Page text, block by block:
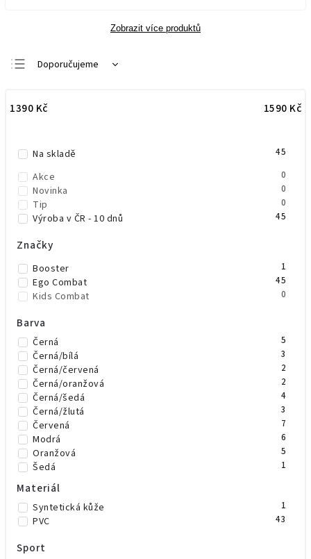
Zobrazit více produktů
Doporučujeme
Nejdražší
Abecedně
1390 Kč 1590 Kč
Na skladě 45
Akce 0
Novinka 0
Tip 0
Výroba v ČR - 10 dnů 45
Značky
Booster 1
Ego Combat 45
Kids Combat 0
Barva
Černá 5
Černá/bílá 3
Černá/červená 2
Černá/oranžová 2
Černá/šedá 4
Černá/žlutá 3
Červená 7
Modrá 6
Oranžová 5
Šedá 1
Zelená
Žlutá
Žlutá/černá 1
Materiál
Syntetická kůže 1
PVC 43
Sport